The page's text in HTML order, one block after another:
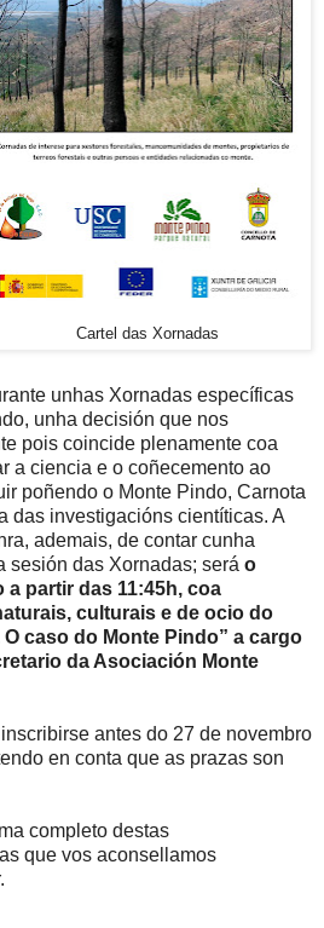
Cartel das Xornadas
unhas Xornadas específicas
unha decisión que nos
pois coincide plenamente coa
a ciencia e o coñecemento ao
poñendo o Monte Pindo, Carnota
das investigacións cientíticas. A
ademais, de contar cunha
sesión das Xornadas; será o
partir das 11:45h, coa
culturais e de ocio do
caso do Monte Pindo” a cargo
da Asociación Monte
antes do 27 de novembro
en conta que as prazas son
completo destas
que vos aconsellamos